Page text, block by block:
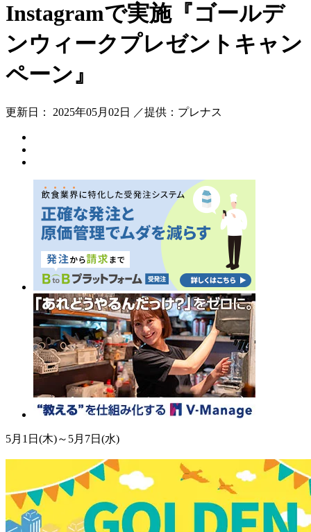
Instagramで実施『ゴールデ
ンウィークプレゼントキャン
ペーン』
更新日： 2025年05月02日 ／提供：プレナス
5月1日(木)～5月7日(水)